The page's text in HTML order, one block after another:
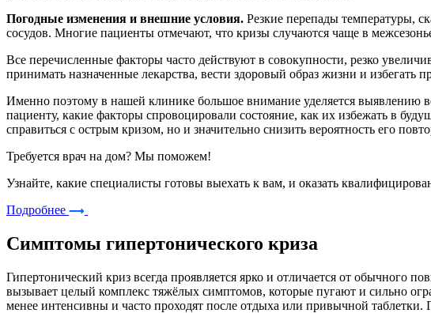
Погодные изменения и внешние условия. Резкие перепады температуры,
сосудов. Многие пациенты отмечают, что кризы случаются чаще в
Все перечисленные факторы часто действуют в совокупности, резко
принимать назначенные лекарства, вести здоровый образ жизни и избегать
Именно поэтому в нашей клинике большое внимание уделяется выявлению
пациенту, какие факторы спровоцировали состояние, как их избежать в
справиться с острым кризом, но и значительно снизить вероятность его
Требуется врач на дом? Мы поможем!
Узнайте, какие специалисты готовы выехать к вам, и оказать
Подробнее
Симптомы гипертонического криза
Гипертонический криз всегда проявляется ярко и отличается от обычного
вызывает целый комплекс тяжёлых симптомов, которые пугают и сильно
менее интенсивны и часто проходят после отдыха или привычной